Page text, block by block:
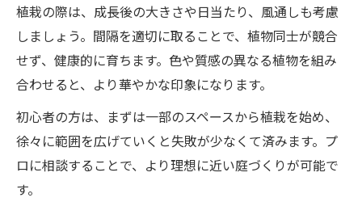
植栽の際は、成長後の大きさや日当たり、風通しも考慮
しましょう。間隔を適切に取ることで、植物同士が競合
せず、健康的に育ちます。色や質感の異なる植物を組み
合わせると、より華やかな印象になります。
初心者の方は、まずは一部のスペースから植栽を始め、
徐々に範囲を広げていくと失敗が少なくて済みます。プ
ロに相談することで、より理想に近い庭づくりが可能で
す。